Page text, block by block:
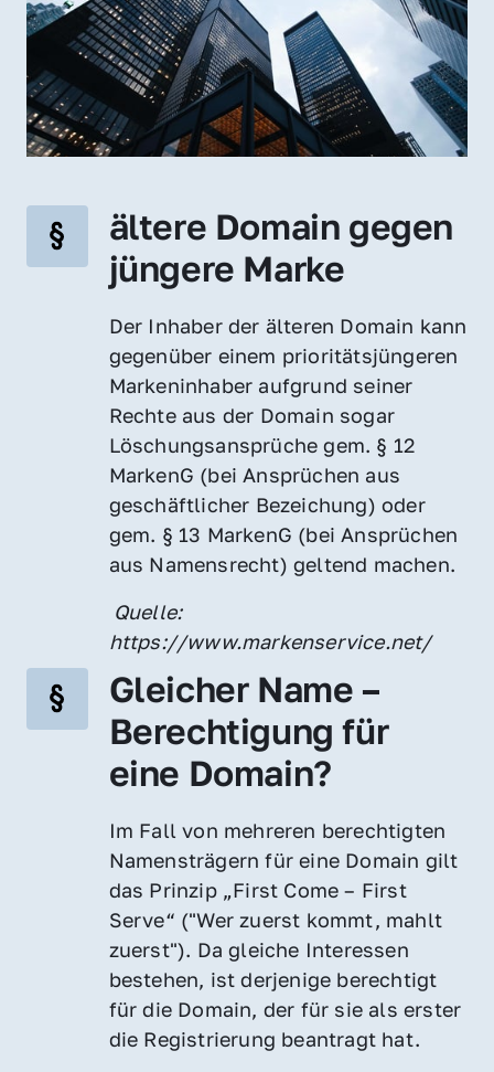
ältere Domain gegen
jüngere Marke
Der Inhaber der älteren Domain kann
gegenüber einem prioritätsjüngeren
Markeninhaber aufgrund seiner
Rechte aus der Domain sogar
Löschungsansprüche gem. § 12
MarkenG (bei Ansprüchen aus
geschäftlicher Bezeichung) oder
gem. § 13 MarkenG (bei Ansprüchen
aus Namensrecht) geltend machen.
https://www.markenservice.net/
Gleicher Name –
Berechtigung für
eine Domain?
Im Fall von mehreren berechtigten
Namensträgern für eine Domain gilt
das Prinzip „First Come – First
Serve“ ("Wer zuerst kommt, mahlt
zuerst"). Da gleiche Interessen
bestehen, ist derjenige berechtigt
für die Domain, der für sie als erster
die Registrierung beantragt hat.